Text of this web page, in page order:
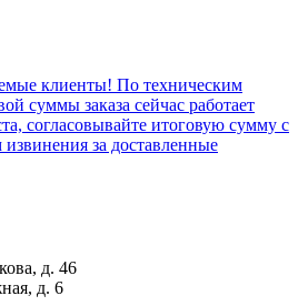
клиенты! По техническим
суммы заказа сейчас работает
согласовывайте итоговую сумму с
за доставленные
д. 46
д. 6